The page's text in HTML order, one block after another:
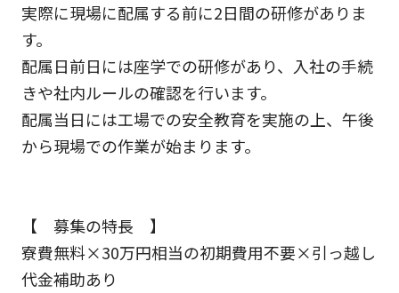
実際に現場に配属する前に2日間の研修がありま
す。
配属日前日には座学での研修があり、入社の手続
きや社内ルールの確認を行います。
配属当日には工場での安全教育を実施の上、午後
から現場での作業が始まります。
【 募集の特長 】
寮費無料×30万円相当の初期費用不要×引っ越し
代金補助あり